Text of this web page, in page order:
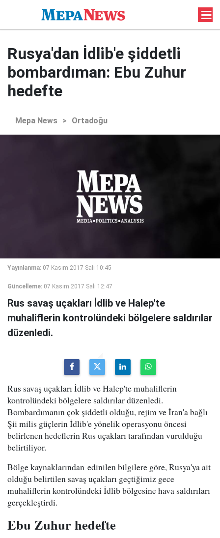
Rusya'dan İdlib'e şiddetli
bombardıman: Ebu Zuhur
hedefte
Mepa News > Ortadoğu
Yayınlanma: 07 Kasım 2017 Salı 10:45
Güncelleme: 07 Kasım 2017 Salı 12:47
Rus savaş uçakları İdlib ve Halep'te
muhaliflerin kontrolündeki bölgelere saldırılar
düzenledi.
Rus savaş uçakları İdlib ve Halep'te muhaliflerin
kontrolündeki bölgelere saldırılar düzenledi.
Bombardımanın çok şiddetli olduğu, rejim ve İran'a bağlı
Şii milis güçlerin İdlib'e yönelik operasyonu öncesi
belirlenen hedeflerin Rus uçakları tarafından vurulduğu
belirtiliyor.
Bölge kaynaklarından edinilen bilgilere göre, Rusya'ya ait
olduğu belirtilen savaş uçakları geçtiğimiz gece
muhaliflerin kontrolündeki İdlib bölgesine hava saldırıları
gerçekleştirdi.
Ebu Zuhur hedefte